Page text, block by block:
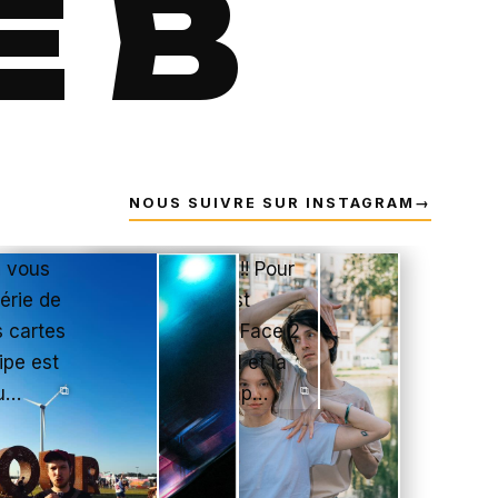
B
NOUS SUIVRE SUR INSTAGRAM →
⧉ ⧉